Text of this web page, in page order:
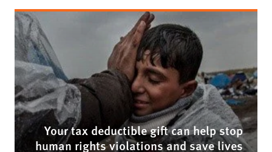
Your tax deductible gift can help stop
human rights violations and save lives